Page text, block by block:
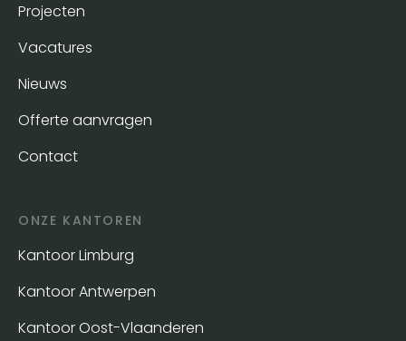
Projecten
Vacatures
Nieuws
Offerte aanvragen
Contact
ONZE KANTOREN
Kantoor Limburg
Kantoor Antwerpen
Kantoor Oost-Vlaanderen